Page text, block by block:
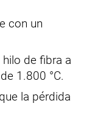
con un
de fibra a
1.800 °C.
la pérdida